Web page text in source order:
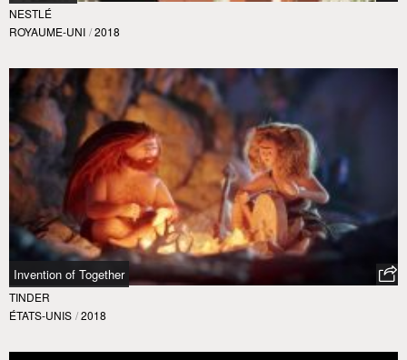
NESTLÉ
ROYAUME-UNI / 2018
Invention of Together
TINDER
ÉTATS-UNIS / 2018